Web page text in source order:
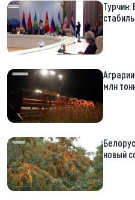
млн
новый